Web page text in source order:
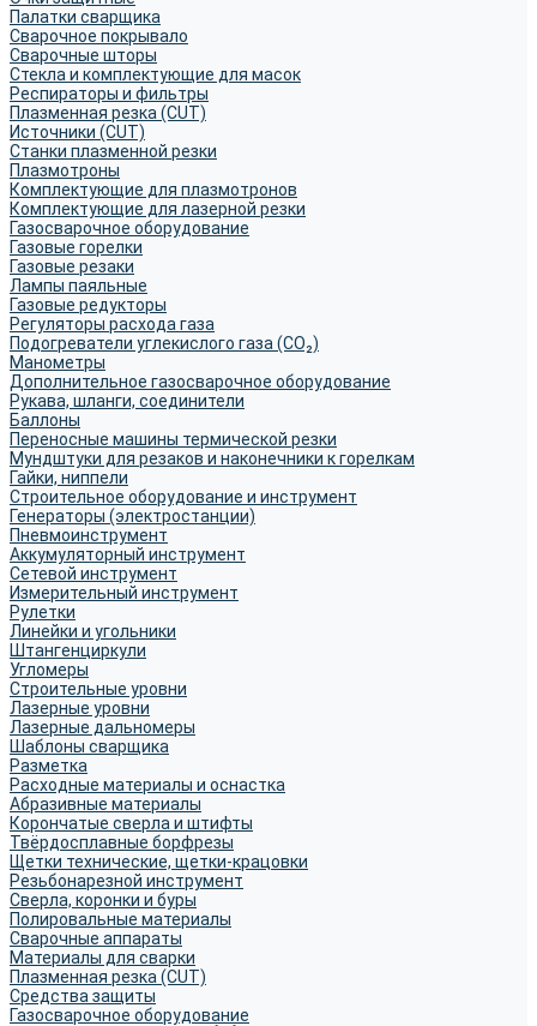
Палатки сварщика
Сварочное покрывало
Сварочные шторы
Стекла и комплектующие для масок
Респираторы и фильтры
Плазменная резка (CUT)
Источники (CUT)
Станки плазменной резки
Плазмотроны
Комплектующие для плазмотронов
Комплектующие для лазерной резки
Газосварочное оборудование
Газовые горелки
Газовые резаки
Лампы паяльные
Газовые редукторы
Регуляторы расхода газа
Подогреватели углекислого газа (CO₂)
Манометры
Дополнительное газосварочное оборудование
Рукава, шланги, соединители
Баллоны
Переносные машины термической резки
Мундштуки для резаков и наконечники к горелкам
Гайки, ниппели
Строительное оборудование и инструмент
Генераторы (электростанции)
Пневмоинструмент
Аккумуляторный инструмент
Сетевой инструмент
Измерительный инструмент
Рулетки
Линейки и угольники
Штангенциркули
Угломеры
Строительные уровни
Лазерные уровни
Лазерные дальномеры
Шаблоны сварщика
Разметка
Расходные материалы и оснастка
Абразивные материалы
Корончатые сверла и штифты
Твёрдосплавные борфрезы
Щетки технические, щетки-крацовки
Резьбонарезной инструмент
Сверла, коронки и буры
Полировальные материалы
Сварочные аппараты
Материалы для сварки
Плазменная резка (CUT)
Средства защиты
Газосварочное оборудование